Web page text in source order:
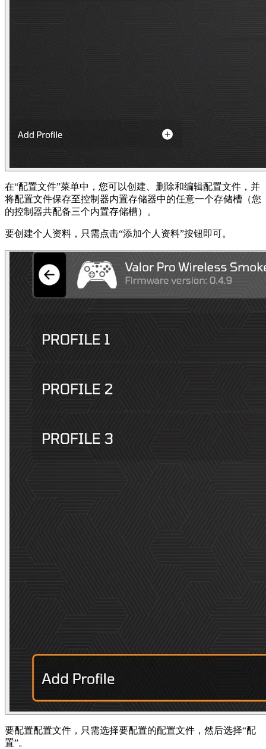
在“配置文件”菜单中，您可以创建、删除和编辑配置文件，并
将配置文件保存至控制器内置存储器中的任意一个存储槽（您
的控制器共配备三个内置存储槽）。
要创建个人资料，只需点击“添加个人资料”按钮即可。
要配置配置文件，只需选择要配置的配置文件，然后选择“配
置”。